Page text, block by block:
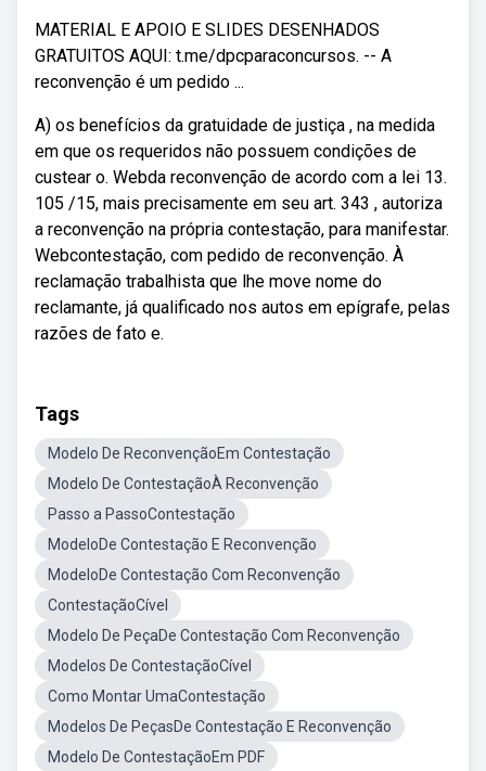
MATERIAL E APOIO E SLIDES DESENHADOS
GRATUITOS AQUI: t.me/dpcparaconcursos. -- A
reconvenção é um pedido ...
A) os benefícios da gratuidade de justiça , na medida
em que os requeridos não possuem condições de
custear o. Webda reconvenção de acordo com a lei 13.
105 /15, mais precisamente em seu art. 343 , autoriza
a reconvenção na própria contestação, para manifestar.
Webcontestação, com pedido de reconvenção. À
reclamação trabalhista que lhe move nome do
reclamante, já qualificado nos autos em epígrafe, pelas
razões de fato e.
Tags
Modelo De ReconvençãoEm Contestação
Modelo De ContestaçãoÀ Reconvenção
Passo a PassoContestação
ModeloDe Contestação E Reconvenção
ModeloDe Contestação Com Reconvenção
ContestaçãoCível
Modelo De PeçaDe Contestação Com Reconvenção
Modelos De ContestaçãoCível
Como Montar UmaContestação
Modelos De PeçasDe Contestação E Reconvenção
Modelo De ContestaçãoEm PDF